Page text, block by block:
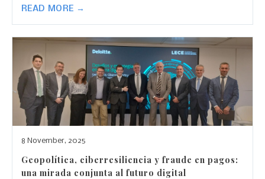
READ MORE →
8 November, 2025
Geopolítica, ciberresiliencia y fraude en pagos:
una mirada conjunta al futuro digital